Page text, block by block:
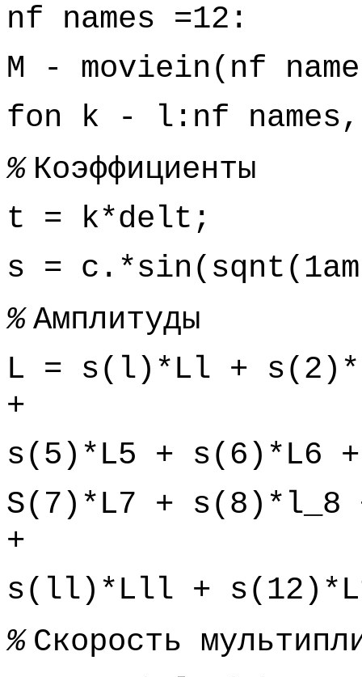
nf names =12:
M - moviein(nf
fon k - l:nf names,
% Коэффициенты
t = k*delt;
s =
% Амплитуды
L = s(l)*Ll +
+
s(5)*L5 + s(6)*L6
S(7)*L7 + s(8)*l_8
+
s(ll)*Lll +
% Скорость